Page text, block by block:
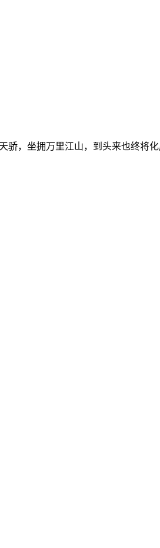
，坐拥万里江山，到头来也终将